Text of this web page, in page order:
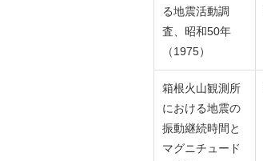
る地震活動調
査、昭和50年
（1975）
箱根火山観測所
における地震の
振動継続時間と
マグニチュード